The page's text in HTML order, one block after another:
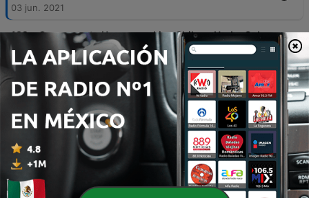
03 jun. 2021
182 - Campeonato Uruguayo, Liga Chilena,Under Sub
21,Premier Ligue Nigeria y 1Div Congo
02 jun. 2021
181 -
Brasilerao, Eliteserien, Liga Pro Ecuador, 1ra Div
Ghana y Liga Mx
31 mayo 2021
180
Liga Checa De Fútbol, League of Ireland Premier
Division, Virslīga y UEFA Champions Ligue
30 mayo 2021